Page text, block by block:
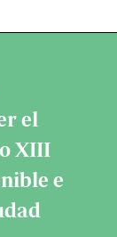
el
XIII
e